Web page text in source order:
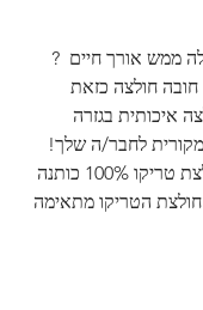
ממש אורך חיים  ?
חולצה כזאת
איכותית בגזרה
לחבר/ה שלך!
עם חולצה כזאת תמיד תקבלו מחמאות. חולצת טריקו 100% כותנה
חולצת הטריקו מתאימה